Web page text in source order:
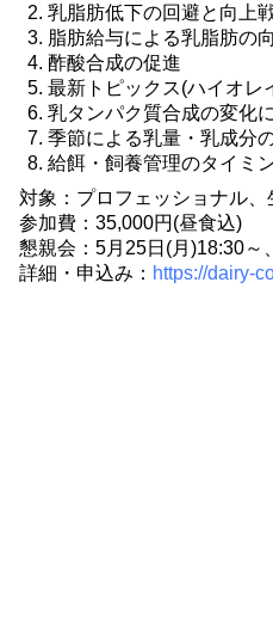
乳脂肪低下の回避と向上
脂肪給与による乳脂肪の
酢酸合成の促進
最新トピックス(ハイオレ
乳タンパク質合成の変化
季節による乳量・乳成分
給餌・飼養管理のタイミ
対象：プロフェッショナル
参加費：35,000円(昼食込)
懇親会：5月25日(月)18:30～
詳細・申込み： https://dairy-